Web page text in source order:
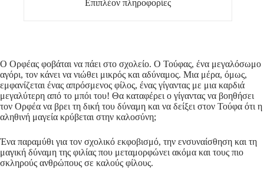
Επιπλέον πληροφορίες
Ο Ορφέας φοβάται να πάει στο σχολείο. Ο Τούφας, ένα μεγαλόσωμο
αγόρι, τον κάνει να νιώθει μικρός και αδύναμος. Μια μέρα, όμως,
εμφανίζεται ένας απρόσμενος φίλος, ένας γίγαντας με μια καρδιά
μεγαλύτερη από το μπόι του! Θα καταφέρει ο γίγαντας να βοηθήσει
τον Ορφέα να βρει τη δική του δύναμη και να δείξει στον Τούφα ότι η
αληθινή μαγεία κρύβεται στην καλοσύνη;
Ένα παραμύθι για τον σχολικό εκφοβισμό, την ενσυναίσθηση και τη
μαγική δύναμη της φιλίας που μεταμορφώνει ακόμα και τους πιο
σκληρούς ανθρώπους σε καλούς φίλους.